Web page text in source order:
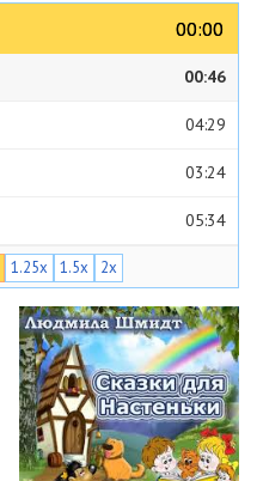
00:00
00:00
00:46
04:29
03:24
05:34
05:08
05:33
04:49
05:29
1.25x 1.5x 2x